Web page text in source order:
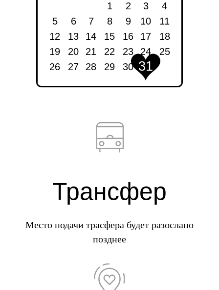
5
12
19
26
6
13
20
27
7
14
21
28
1
8
15
22
29
2
9
16
23
30
3
10
17
24
31
4
11
18
25
31
Трансфер
Место подачи трасфера будет разослано
позднее